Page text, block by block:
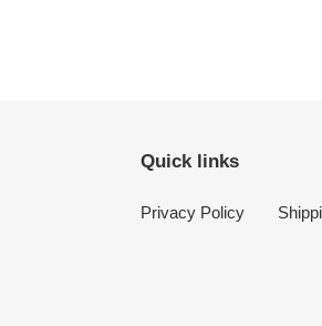
Quick links
Privacy Policy